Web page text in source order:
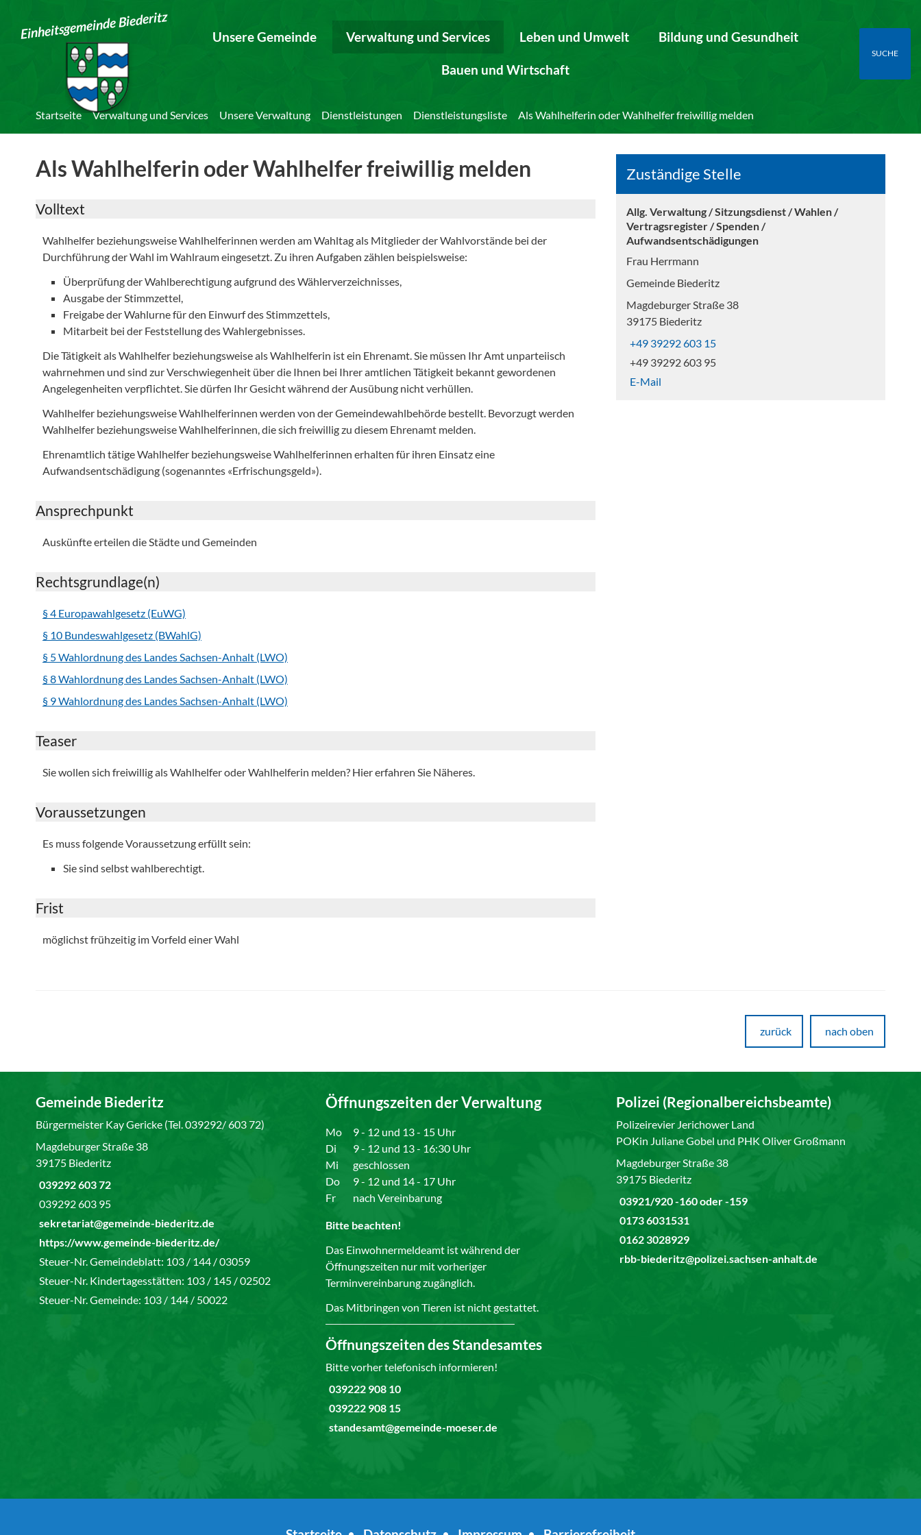
Einheitsgemeinde Biederitz Unsere Gemeinde Verwaltung und Services Leben und Umwelt Bildung und Gesundheit
Bauen und Wirtschaft
SUCHE
Startseite Verwaltung und Services Unsere Verwaltung Dienstleistungen Dienstleistungsliste Als Wahlhelferin oder Wahlhelfer freiwillig melden
Als Wahlhelferin oder Wahlhelfer freiwillig melden
Volltext
Wahlhelfer beziehungsweise Wahlhelferinnen werden am Wahltag als Mitglieder der Wahlvorstände bei der
Durchführung der Wahl im Wahlraum eingesetzt. Zu ihren Aufgaben zählen beispielsweise:
Überprüfung der Wahlberechtigung aufgrund des Wählerverzeichnisses,
Ausgabe der Stimmzettel,
Freigabe der Wahlurne für den Einwurf des Stimmzettels,
Mitarbeit bei der Feststellung des Wahlergebnisses.
Die Tätigkeit als Wahlhelfer beziehungsweise als Wahlhelferin ist ein Ehrenamt. Sie müssen Ihr Amt unparteiisch
wahrnehmen und sind zur Verschwiegenheit über die Ihnen bei Ihrer amtlichen Tätigkeit bekannt gewordenen
Angelegenheiten verpflichtet. Sie dürfen Ihr Gesicht während der Ausübung nicht verhüllen.
Wahlhelfer beziehungsweise Wahlhelferinnen werden von der Gemeindewahlbehörde bestellt. Bevorzugt werden
Wahlhelfer beziehungsweise Wahlhelferinnen, die sich freiwillig zu diesem Ehrenamt melden.
Ehrenamtlich tätige Wahlhelfer beziehungsweise Wahlhelferinnen erhalten für ihren Einsatz eine
Aufwandsentschädigung (sogenanntes «Erfrischungsgeld»).
Ansprechpunkt
Auskünfte erteilen die Städte und Gemeinden
Rechtsgrundlage(n)
§ 4 Europawahlgesetz (EuWG)
§ 10 Bundeswahlgesetz (BWahlG)
§ 5 Wahlordnung des Landes Sachsen-Anhalt (LWO)
§ 8 Wahlordnung des Landes Sachsen-Anhalt (LWO)
§ 9 Wahlordnung des Landes Sachsen-Anhalt (LWO)
Teaser
Sie wollen sich freiwillig als Wahlhelfer oder Wahlhelferin melden? Hier erfahren Sie Näheres.
Voraussetzungen
Es muss folgende Voraussetzung erfüllt sein:
Sie sind selbst wahlberechtigt.
Frist
möglichst frühzeitig im Vorfeld einer Wahl
Zuständige Stelle
Allg. Verwaltung / Sitzungsdienst / Wahlen /
Vertragsregister / Spenden /
Aufwandsentschädigungen
Frau Herrmann
Gemeinde Biederitz
Magdeburger Straße 38
39175 Biederitz
+49 39292 603 15
+49 39292 603 95
E-Mail
zurück nach oben
Gemeinde Biederitz
Bürgermeister Kay Gericke (Tel. 039292/ 603 72)
Magdeburger Straße 38
39175 Biederitz
039292 603 72
039292 603 95
sekretariat@gemeinde-biederitz.de
https://www.gemeinde-biederitz.de/
Steuer-Nr. Gemeindeblatt: 103 / 144 / 03059
Steuer-Nr. Kindertagesstätten: 103 / 145 / 02502
Steuer-Nr. Gemeinde: 103 / 144 / 50022
Öffnungszeiten der Verwaltung
Mo
9 - 12 und 13 - 15 Uhr
Di
9 - 12 und 13 - 16:30 Uhr
Mi
geschlossen
Do
9 - 12 und 14 - 17 Uhr
Fr
nach Vereinbarung
Bitte beachten!
Das Einwohnermeldeamt ist während der
Öffnungszeiten nur mit vorheriger
Terminvereinbarung zugänglich.
Das Mitbringen von Tieren ist nicht gestattet.
Öffnungszeiten des Standesamtes
Bitte vorher telefonisch informieren!
039222 908 10
039222 908 15
standesamt@gemeinde-moeser.de
Polizei (Regionalbereichsbeamte)
Polizeirevier Jerichower Land
POKin Juliane Gobel und PHK Oliver Großmann
Magdeburger Straße 38
39175 Biederitz
03921/920 -160 oder -159
0173 6031531
0162 3028929
rbb-biederitz@polizei.sachsen-anhalt.de